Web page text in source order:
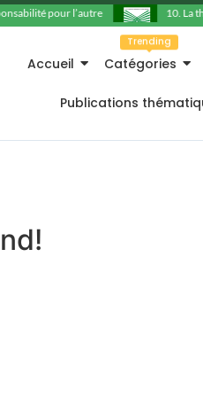
pour l’autre 10. La
Accueil Catégories
Trending
Publications